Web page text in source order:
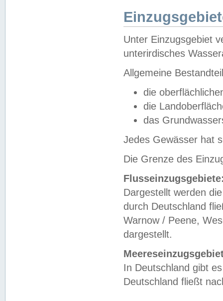
Unter Einzugsgebiet
unterirdisches
Allgemeine
die
die
das
Jedes Gewässer hat
Die Grenze des
Dargestellt werden
durch Deutschland
Warnow / Peene,
dargestellt.
In Deutschland gibt
Deutschland fließt